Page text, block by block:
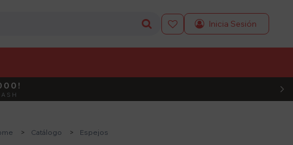

EL CÓDIGO
Catálogo Espejos